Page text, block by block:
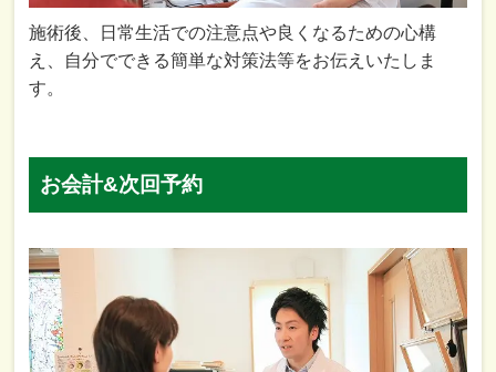
施術後、日常生活での注意点や良くなるための心構
え、自分でできる簡単な対策法等をお伝えいたしま
す。
お会計&次回予約